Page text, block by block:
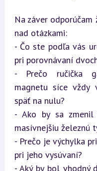
Na záver
nad otázkami:
- Čo ste podľa vás
pri porovnávaní
- Prečo ručička
magnetu síce vždy
späť na nulu?
- Ako by sa
masívnejšiu železnú
- Prečo je výchylka
pri jeho vysúvaní?
- Aký by bol vhodný